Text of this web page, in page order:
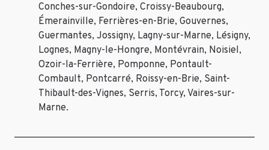
Conches-sur-Gondoire, Croissy-Beaubourg,
Émerainville, Ferrières-en-Brie, Gouvernes,
Guermantes, Jossigny, Lagny-sur-Marne, Lésigny,
Lognes, Magny-le-Hongre, Montévrain, Noisiel,
Ozoir-la-Ferrière, Pomponne, Pontault-
Combault, Pontcarré, Roissy-en-Brie, Saint-
Thibault-des-Vignes, Serris, Torcy, Vaires-sur-
Marne.